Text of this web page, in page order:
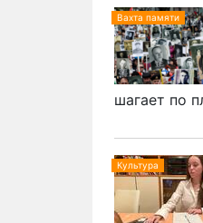
Вахта памяти
шагает по
Культура